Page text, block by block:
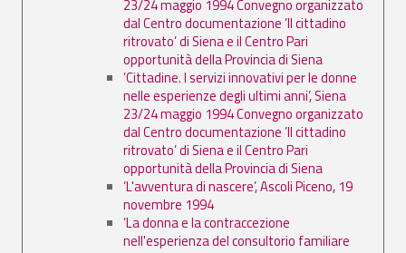
23/24 maggio 1994 Convegno organizzato
dal Centro documentazione ’Il cittadino
ritrovato’ di Siena e il Centro Pari
opportunità della Provincia di Siena
’Cittadine. I servizi innovativi per le donne
nelle esperienze degli ultimi anni’, Siena
23/24 maggio 1994 Convegno organizzato
dal Centro documentazione ’Il cittadino
ritrovato’ di Siena e il Centro Pari
opportunità della Provincia di Siena
’L'avventura di nascere’, Ascoli Piceno, 19
novembre 1994
’La donna e la contraccezione
nell'esperienza del consultorio familiare